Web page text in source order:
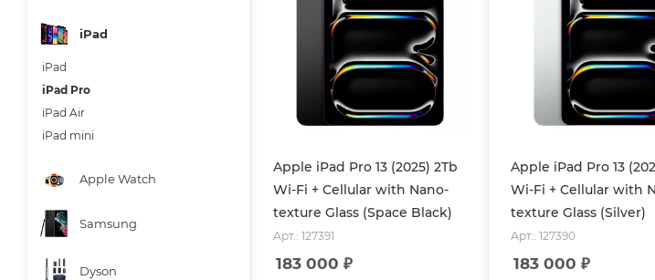
Apple iPad Pro 13 (2025) 2Tb
Wi-Fi + Cellular with Nano-
texture Glass (Space Black)
Арт.: 127391
183 000 ₽
Apple iPad Pro 13
Wi-Fi + Cellular with
texture Glass (Silver)
Арт.: 127390
183 000 ₽
iPad
iPad
iPad Pro
iPad Air
iPad mini
Apple Watch
Samsung
Dyson